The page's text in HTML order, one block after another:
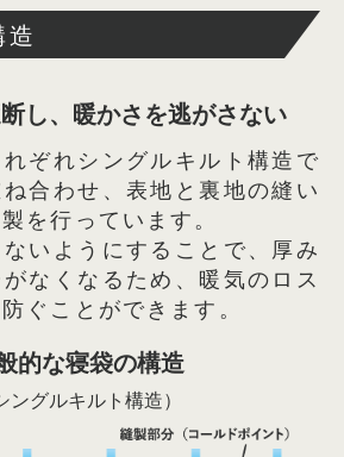
し、暖かさを逃がさない
ぞれシングルキルト構造で
合わせ、表地と裏地の縫い
を行っています。
いようにすることで、厚み
なくなるため、暖気のロス
ぐことができます。
的な寝袋の構造
ングルキルト構造）